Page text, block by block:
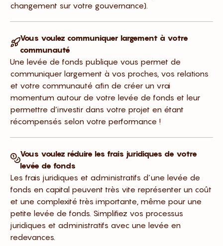
changement sur votre gouvernance).
Vous voulez communiquer largement à votre
communauté
Une levée de fonds publique vous permet de
communiquer largement à vos proches, vos relations
et votre communauté afin de créer un vrai
momentum autour de votre levée de fonds et leur
permettre d’investir dans votre projet en étant
récompensés selon votre performance !
Vous voulez réduire les frais juridiques de votre
levée de fonds
Les frais juridiques et administratifs d’une levée de
fonds en capital peuvent très vite représenter un coût
et une complexité très importante, même pour une
petite levée de fonds. Simplifiez vos processus
juridiques et administratifs avec une levée en
redevances.